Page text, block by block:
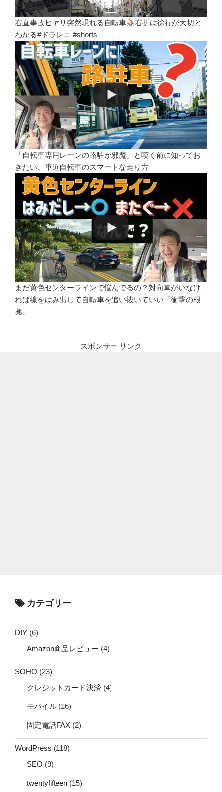
右直事故ヒヤリ突然現れる自転車
右折は徐行が大切と
わかる#ドラレコ #shorts
「自転車専用レーンの路駐が邪魔」と嘆く前に知ってお
きたい、車道自転車のスマートな走り方
まだ黄色センターラインで悩んでるの？対向車がいなけ
れば線をはみ出して自転車を追い抜いていい「衝撃の根
拠」
スポンサー リンク
カテゴリー
DIY (6)
Amazon商品レビュー (4)
SOHO (23)
クレジットカード決済 (4)
モバイル (16)
固定電話FAX (2)
WordPress (118)
SEO (9)
twentyfifteen (15)